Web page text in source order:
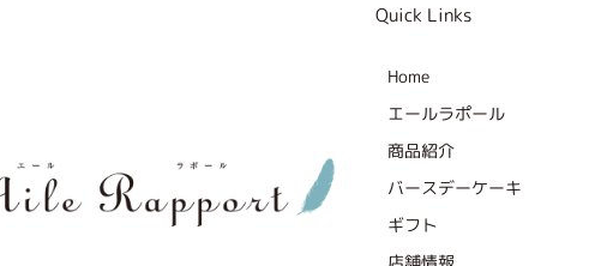
Quick Links
Home
エールラポール
商品紹介
バースデーケーキ
ギフト
店舗情報